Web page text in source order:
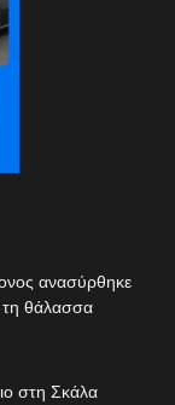
ανασύρθηκε
τη θάλασσα
στη Σκάλα